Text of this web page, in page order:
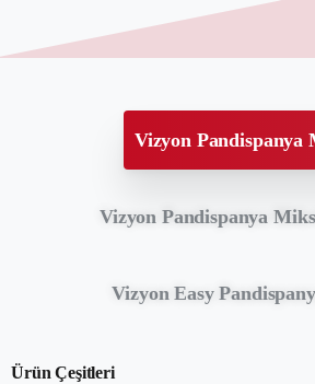
Vizyon Pandispanya
Vizyon Pandispanya
Vizyon Easy
Ürün Çeşitleri